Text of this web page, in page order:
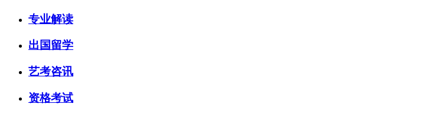
专业解读
出国留学
艺考咨讯
资格考试